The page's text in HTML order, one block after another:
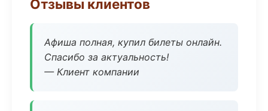
Отзывы клиентов
Афиша полная, купил билеты онлайн.
Спасибо за актуальность!
— Клиент компании